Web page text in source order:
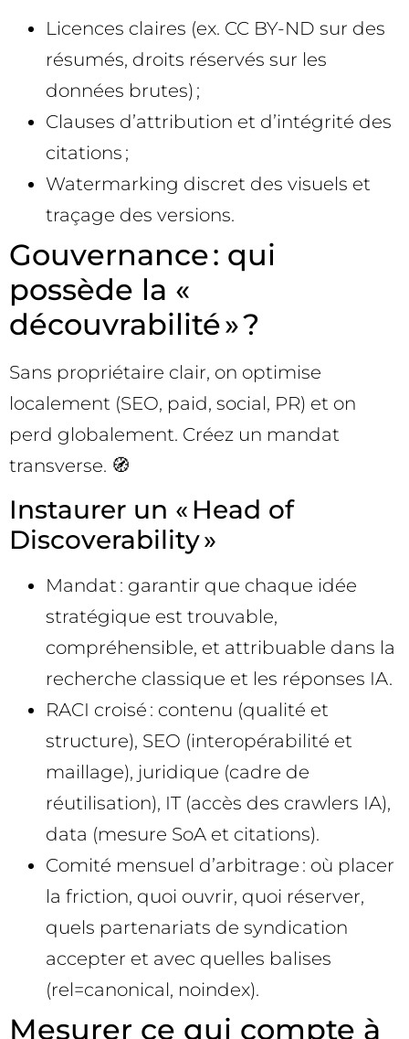
Licences claires (ex. CC BY-ND sur des
résumés, droits réservés sur les
données brutes) ;
Clauses d’attribution et d’intégrité des
citations ;
Watermarking discret des visuels et
traçage des versions.
Gouvernance : qui
possède la «
découvrabilité » ?
Sans propriétaire clair, on optimise
localement (SEO, paid, social, PR) et on
perd globalement. Créez un mandat
transverse. 🧭
Instaurer un « Head of
Discoverability »
Mandat : garantir que chaque idée
stratégique est trouvable,
compréhensible, et attribuable dans la
recherche classique et les réponses IA.
RACI croisé : contenu (qualité et
structure), SEO (interopérabilité et
maillage), juridique (cadre de
réutilisation), IT (accès des crawlers IA),
data (mesure SoA et citations).
Comité mensuel d’arbitrage : où placer
la friction, quoi ouvrir, quoi réserver,
quels partenariats de syndication
accepter et avec quelles balises
(rel=canonical, noindex).
Mesurer ce qui compte à